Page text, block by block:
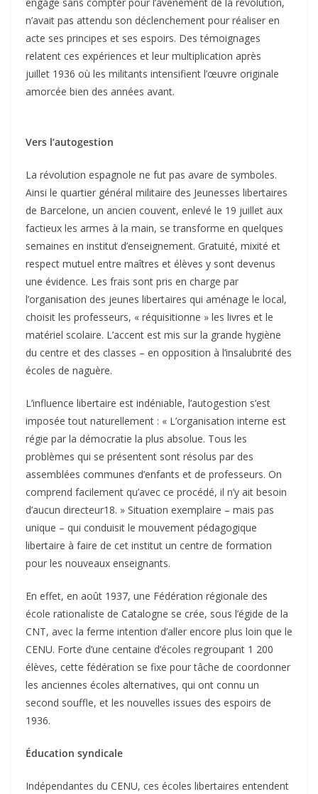
n’avait pas attendu son déclenchement pour réaliser en
acte ses principes et ses espoirs. Des témoignages
relatent ces expériences et leur multiplication après
juillet 1936 où les militants intensifient l’œuvre originale
amorcée bien des années avant.
Vers l’autogestion
La révolution espagnole ne fut pas avare de symboles.
Ainsi le quartier général militaire des Jeunesses libertaires
de Barcelone, un ancien couvent, enlevé le 19 juillet aux
factieux les armes à la main, se transforme en quelques
semaines en institut d’enseignement. Gratuité, mixité et
respect mutuel entre maîtres et élèves y sont devenus
une évidence. Les frais sont pris en charge par
l’organisation des jeunes libertaires qui aménage le local,
choisit les professeurs, « réquisitionne » les livres et le
matériel scolaire. L’accent est mis sur la grande hygiène
du centre et des classes – en opposition à l’insalubrité des
écoles de naguère.
L’influence libertaire est indéniable, l’autogestion s’est
imposée tout naturellement : « L’organisation interne est
régie par la démocratie la plus absolue. Tous les
problèmes qui se présentent sont résolus par des
assemblées communes d’enfants et de professeurs. On
comprend facilement qu’avec ce procédé, il n’y ait besoin
d’aucun directeur18. » Situation exemplaire – mais pas
unique – qui conduisit le mouvement pédagogique
libertaire à faire de cet institut un centre de formation
pour les nouveaux enseignants.
En effet, en août 1937, une Fédération régionale des
école rationaliste de Catalogne se crée, sous l’égide de la
CNT, avec la ferme intention d’aller encore plus loin que le
CENU. Forte d’une centaine d’écoles regroupant 1 200
élèves, cette fédération se fixe pour tâche de coordonner
les anciennes écoles alternatives, qui ont connu un
second souffle, et les nouvelles issues des espoirs de
1936.
Éducation syndicale
Indépendantes du CENU, ces écoles libertaires entendent